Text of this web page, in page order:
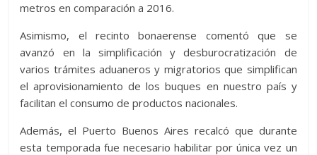
metros en comparación a 2016.
Asimismo, el recinto bonaerense comentó que se
avanzó en la simplificación y desburocratización de
varios trámites aduaneros y migratorios que simplifican
el aprovisionamiento de los buques en nuestro país y
facilitan el consumo de productos nacionales.
Además, el Puerto Buenos Aires recalcó que durante
esta temporada fue necesario habilitar por única vez un